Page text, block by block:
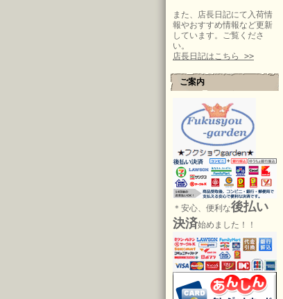
また、店長日記にて入荷情
報やおすすめ情報など更新
しています。ご覧くださ
い。
店長日記はこちら >>
ご案内
＊安心、便利な後払い
決済始めました！！